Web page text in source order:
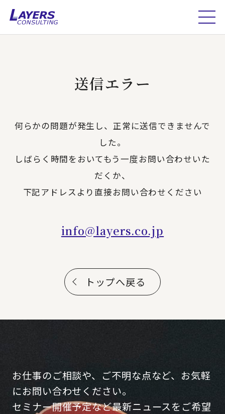
送信エラー
何らかの問題が発生し、正常に送信できませんで
した。
しばらく時間をおいてもう一度お問い合わせいた
だくか、
下記アドレスより直接お問い合わせください
info@layers.co.jp
トップへ戻る
お仕事のご相談や、ご不明な点など、お気軽
にお問い合わせください。
セミナー開催予定など最新ニュースをご希望